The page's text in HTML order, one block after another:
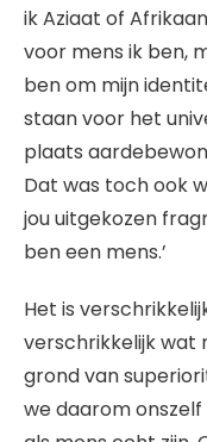
ik Aziaat of
voor mens ik ben,
ben om mijn
staan voor het
plaats
Dat was toch ook
jou uitgekozen
ben een mens.’
Het is
verschrikkelijk wat
grond van
we daarom onszelf